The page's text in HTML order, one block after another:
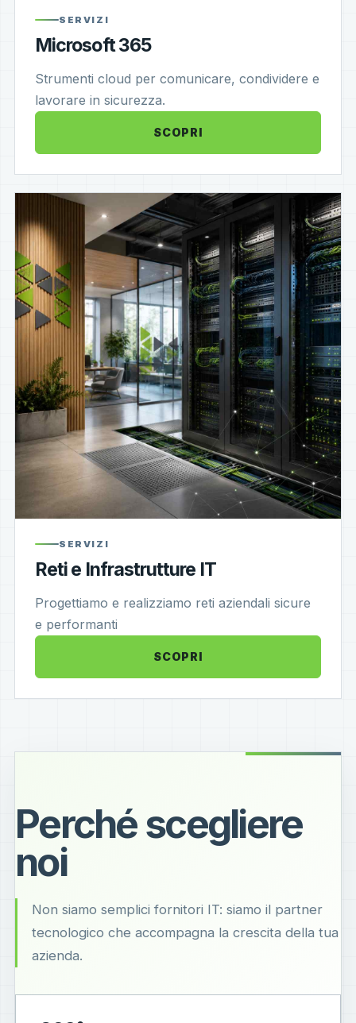
SERVIZI
Microsoft 365
Strumenti cloud per comunicare, condividere e
lavorare in sicurezza.
SCOPRI
SERVIZI
Reti e Infrastrutture IT
Progettiamo e realizziamo reti aziendali sicure
e performanti
SCOPRI
Perché scegliere
noi
Non siamo semplici fornitori IT: siamo il partner
tecnologico che accompagna la crescita della tua
azienda.